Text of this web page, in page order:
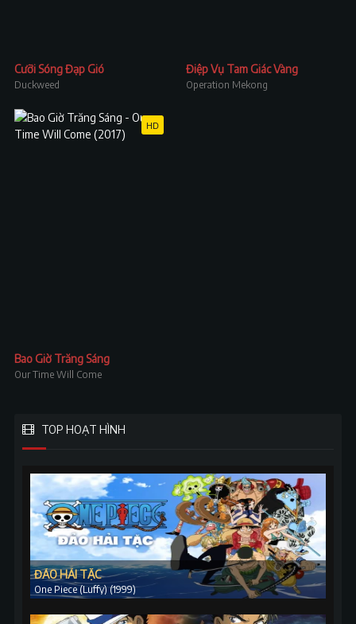
Cưỡi Sóng Đạp Gió
Duckweed
Điệp Vụ Tam Giác Vàng
Operation Mekong
HD
Bao Giờ Trăng Sáng
Our Time Will Come
TOP HOẠT HÌNH
ĐẢO HẢI TẶC
One Piece (Luffy) (1999)